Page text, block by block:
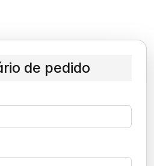
de pedido